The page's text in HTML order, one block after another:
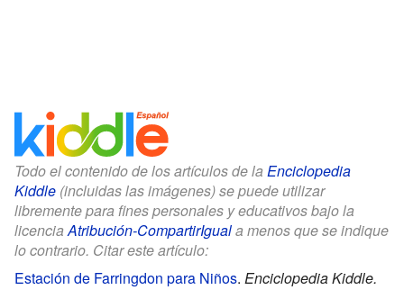
Todo el contenido de los artículos de la Enciclopedia
Kiddle (incluidas las imágenes) se puede utilizar
libremente para fines personales y educativos bajo la
licenciaAtribución-CompartirIguala menos que se indique
lo contrario. Citar este artículo:
Estación de Farringdon para Niños. Enciclopedia Kiddle.